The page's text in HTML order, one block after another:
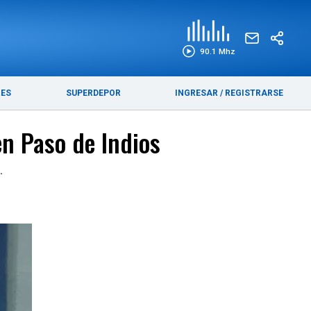
90.1 Mhz
SUPERDEPOR INGRESAR / REGISTRARSE
Paso de Indios